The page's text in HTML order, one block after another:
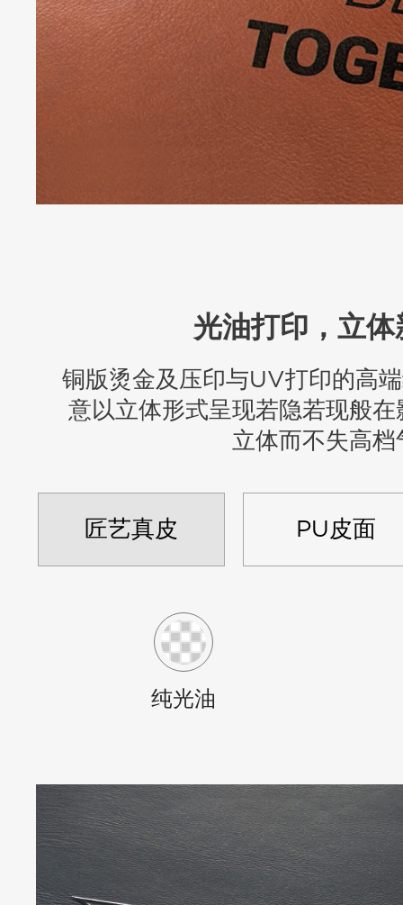
光油打印，立体
铜版烫金及压印与UV打印的高
意以立体形式呈现若隐若现般
立体而不失高档
匠艺真皮 PU皮面
纯光油